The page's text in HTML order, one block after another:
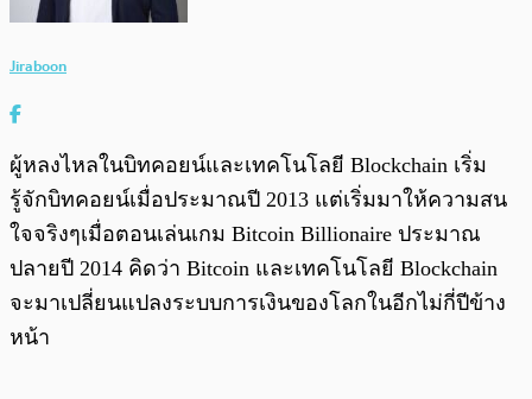
Jiraboon
ผู้หลงไหลในบิทคอยน์และเทคโนโลยี Blockchain เริ่ม
รู้จักบิทคอยน์เมื่อประมาณปี 2013 แต่เริ่มมาให้ความสน
ใจจริงๆเมื่อตอนเล่นเกม Bitcoin Billionaire ประมาณ
ปลายปี 2014 คิดว่า Bitcoin และเทคโนโลยี Blockchain
จะมาเปลี่ยนแปลงระบบการเงินของโลกในอีกไม่กี่ปีข้าง
หน้า